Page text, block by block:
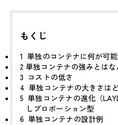
もくじ
1 単独のコンテナに何が可
2 単独コンテナの強みとはな
3 コストの低さ
4 単独コンテナの大きさは
5 単独コンテナの進化（
しプロポーション型
6 単独コンテナの設計例